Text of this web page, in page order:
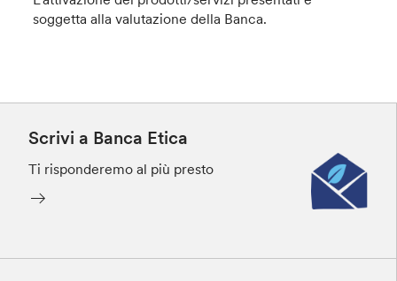
soggetta alla valutazione della Banca.
Scrivi a Banca Etica
Ti risponderemo al più presto